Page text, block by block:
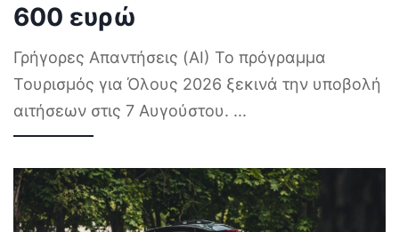
600 ευρώ
Γρήγορες Απαντήσεις (AI) Το πρόγραμμα
Τουρισμός για Όλους 2026 ξεκινά την υποβολή
αιτήσεων στις 7 Αυγούστου. ...